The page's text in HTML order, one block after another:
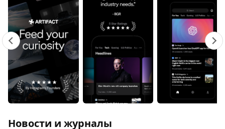
Новости и журналы